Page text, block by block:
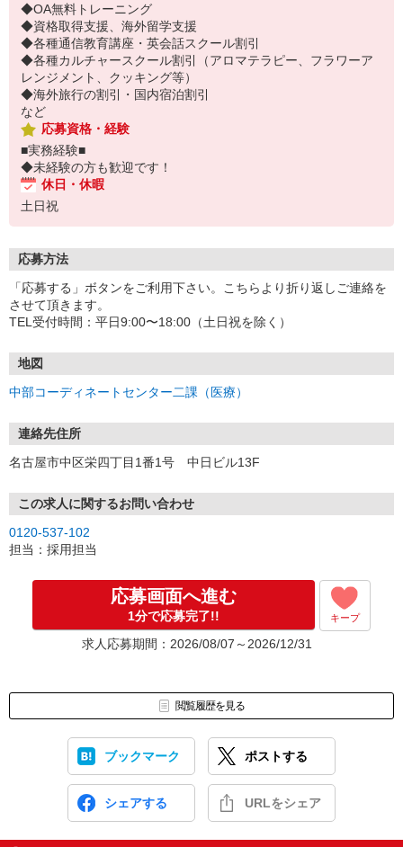
◆OA無料トレーニング
◆資格取得支援、海外留学支援
◆各種通信教育講座・英会話スクール割引
◆各種カルチャースクール割引（アロマテラピー、フラワーア
レンジメント、クッキング等）
◆海外旅行の割引・国内宿泊割引
など
応募資格・経験
■実務経験■
◆未経験の方も歓迎です！
休日・休暇
土日祝
応募方法
「応募する」ボタンをご利用下さい。こちらより折り返しご連絡を
させて頂きます。
TEL受付時間：平日9:00〜18:00（土日祝を除く）
地図
中部コーディネートセンター二課（医療）
連絡先住所
名古屋市中区栄四丁目1番1号 中日ビル13F
この求人に関するお問い合わせ
0120-537-102
担当：採用担当
応募画面へ進む
1分で応募完了!! キープ
求人応募期間：2026/08/07～2026/12/31
閲覧履歴を見る
ブックマーク ポストする
シェアする URLをシェア